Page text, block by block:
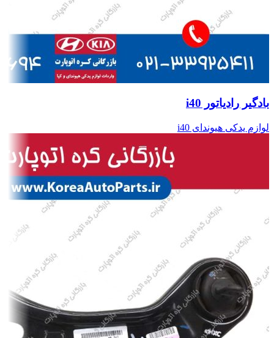
بادگیر رادیاتور i40
لوازم یدکی هیوندای i40